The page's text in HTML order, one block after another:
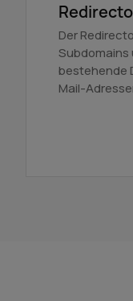
Der
Subdomains
bestehende
Mail-